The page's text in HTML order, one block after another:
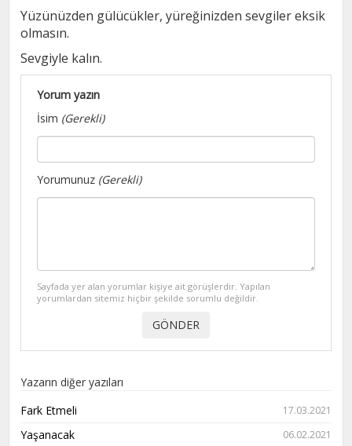
Yüzünüzden gülücükler, yüreğinizden sevgiler eksik
olmasın.
Sevgiyle kalın.
Yorum yazın
İsim (Gerekli)
Yorumunuz (Gerekli)
Sayfada yer alan yorumlar kişiye ait görüşlerdir. Yapılan
yorumlardan sitemiz hiçbir şekilde sorumlu değildir.
Yazarın diğer yazıları
Fark Etmeli
17.03.2021
Yaşanacak 06.02.2021